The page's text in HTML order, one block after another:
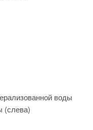
воды
(слева)